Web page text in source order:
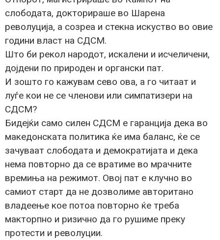
слободата, докторираше во Шарена
револуција, а созреа и стекна искуство во овие
години власт на СДСМ.
Што би рекол народот, искалени и исчеличени,
дојдени по природен и органски пат.
И зошто го кажувам сево ова, а го читаат и
луѓе кои не се членови или симпатизери на
СДСМ?
Бидејќи само силен СДСМ е гаранција дека во
македонската политика ќе има баланс, ќе се
зачуваат слободата и демократијата и дека
нема повторно да се вратиме во мрачните
времиња на режимот. Овој пат е клучно во
самиот старт да не дозволиме авторитано
владеење кое потоа повторно ќе треба
макторпно и ризично да го рушиме преку
протести и револуции.